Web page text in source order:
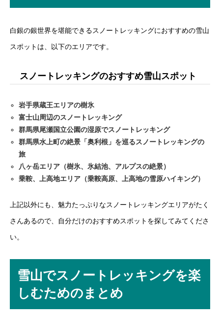
白銀の銀世界を堪能できるスノートレッキングにおすすめの雪山
スポットは、以下のエリアです。
スノートレッキングのおすすめ雪山スポット
岩手県蔵王エリアの樹氷
富士山周辺のスノートレッキング
群馬県尾瀬国立公園の湿原でスノートレッキング
群馬県水上町の絶景「奥利根」を巡るスノートレッキングの
旅
八ヶ岳エリア（樹氷、氷結池、アルプスの絶景）
乗鞍、上高地エリア（乗鞍高原、上高地の雪原ハイキング）
上記以外にも、魅力たっぷりなスノートレッキングエリアがたく
さんあるので、自分だけのおすすめスポットを探してみてくださ
い。
雪山でスノートレッキングを楽
しむためのまとめ